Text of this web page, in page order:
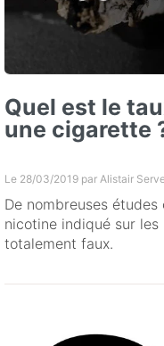
Quel est le
une cigarette
Le 28/03/2019 par Alistair
De nombreuses
nicotine indiqué sur
totalement faux.